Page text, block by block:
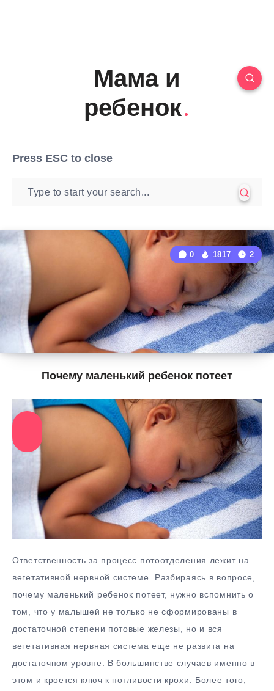
Мама и
ребенок
Press ESC to close
Почему маленький ребенок потеет
0 1817 2
Ответственность за процесс потоотделения лежит на
вегетативной нервной системе. Разбираясь в вопросе,
почему маленький ребенок потеет, нужно вспомнить о
том, что у малышей не только не сформированы в
достаточной степени потовые железы, но и вся
вегетативная нервная система еще не развита на
достаточном уровне. В большинстве случаев именно в
этом и кроется ключ к потливости крохи. Более того,